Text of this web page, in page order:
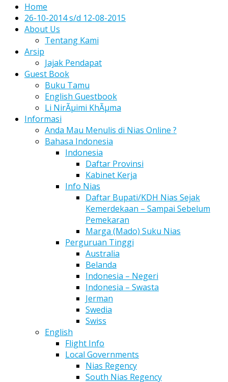
Home
26-10-2014 s/d 12-08-2015
About Us
Tentang Kami
Arsip
Jajak Pendapat
Guest Book
Buku Tamu
English Guestbook
Li NirÃµimi KhÃµma
Informasi
Anda Mau Menulis di Nias Online ?
Bahasa Indonesia
Indonesia
Daftar Provinsi
Kabinet Kerja
Info Nias
Daftar Bupati/KDH Nias Sejak
Kemerdekaan – Sampai Sebelum
Pemekaran
Marga (Mado) Suku Nias
Perguruan Tinggi
Australia
Belanda
Indonesia – Negeri
Indonesia – Swasta
Jerman
Swedia
Swiss
English
Flight Info
Local Governments
Nias Regency
South Nias Regency